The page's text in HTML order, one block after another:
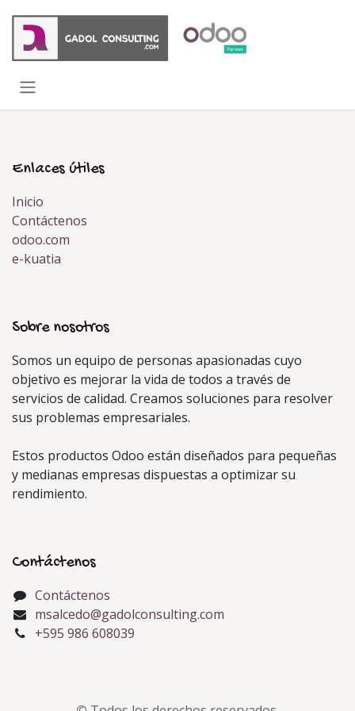
Enlaces útiles
Inicio
Contáctenos
odoo.com
e-kuatia
Sobre nosotros
Somos un equipo de personas apasionadas cuyo
objetivo es mejorar la vida de todos a través de
servicios de calidad. Creamos soluciones para resolver
sus problemas empresariales.
Estos productos Odoo están diseñados para pequeñas
y medianas empresas dispuestas a optimizar su
rendimiento.
Contáctenos
Contáctenos
msalcedo@gadolconsulting.com
+595 986 608039